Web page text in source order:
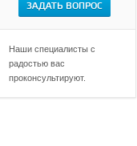
ЗАДАТЬ ВОПРОС
Наши специалисты с
радостью вас
проконсультируют.